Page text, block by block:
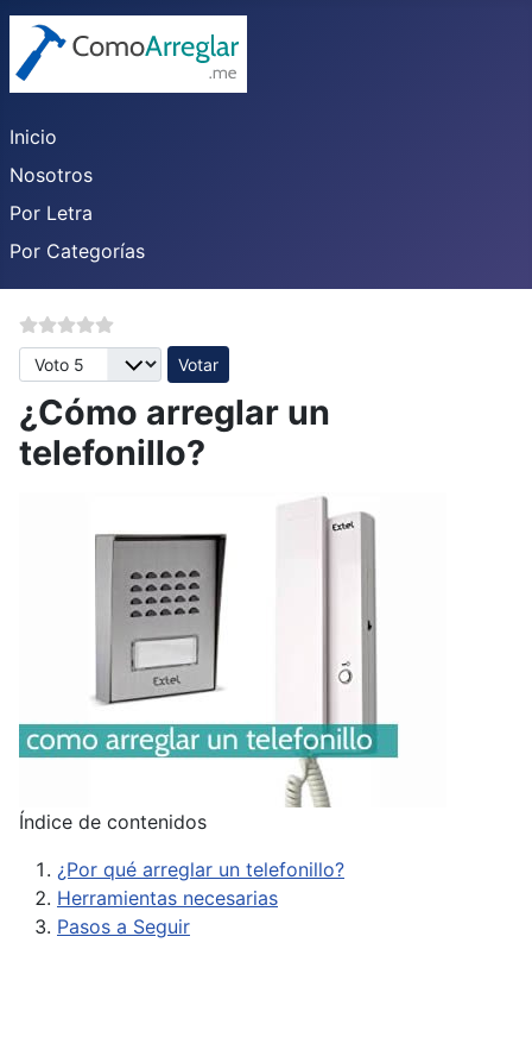
Inicio
Nosotros
Por Letra
Por Categorías
Por favor, vote
¿Cómo arreglar un
telefonillo?
Índice de contenidos
¿Por qué arreglar un telefonillo?
Herramientas necesarias
Pasos a Seguir